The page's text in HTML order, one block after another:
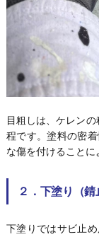
目粗しは、ケレン
程です。塗料の密
な傷を付けることに
２．下塗り（錆
下塗りではサビ止